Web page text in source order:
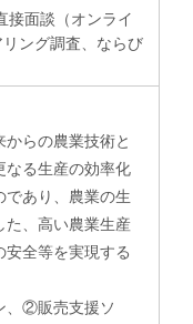
接面談（オンライ
ング調査、ならび
らの農業技術と
なる生産の効率化
であり、農業の生
た、高い農業生産
全等を実現する
、②販売支援ソ